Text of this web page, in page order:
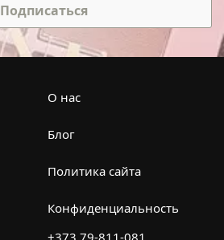
Подписаться
О нас
Блог
Политика сайта
Конфиденциальность
+373 79-811-081